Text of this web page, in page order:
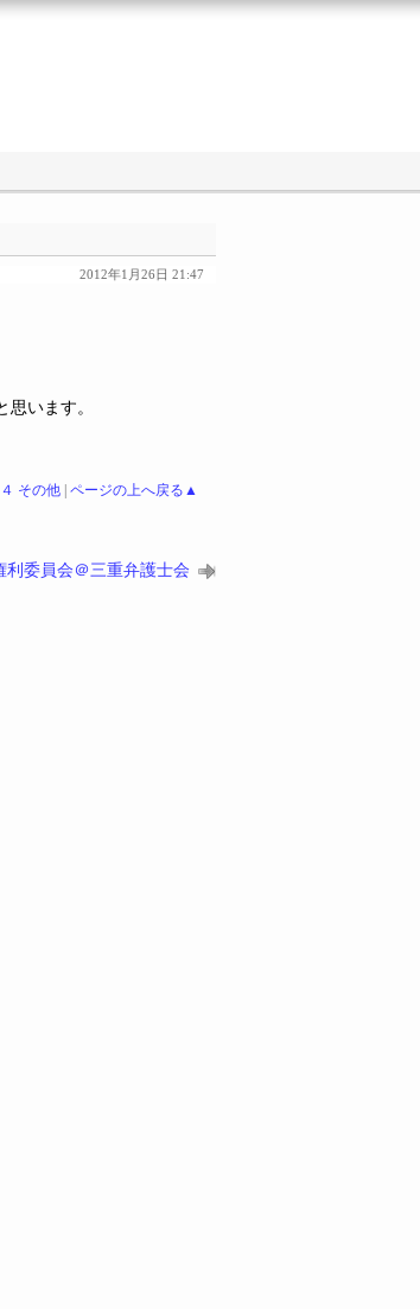
2012年1月26日 21:47
います。
４ その他 ページの上へ戻る▲
利委員会＠三重弁護士会